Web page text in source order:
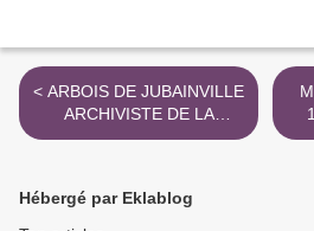
< ARBOIS DE JUBAINVILLE
ARCHIVISTE DE LA
MEUSE 1967 W 104
Hébergé par Eklablog